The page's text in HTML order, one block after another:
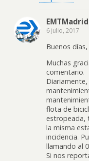
EMTMadrid
6 julio, 2017
Buenos días,
Muchas
comentario.
flota de
estropeada,
la misma
incidencia.
llamando al
Si nos